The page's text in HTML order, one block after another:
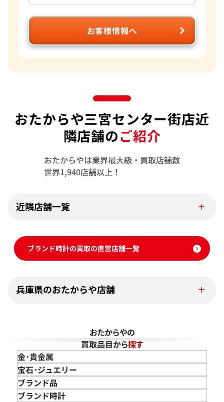
定が可能になっています。現在は円安のため海外に販売するこ
とで従来よりも高値でお買取をすることができます。お客様に
満足していただける自信がありますので是非おたからやをご
利用ください。 おたからやでは、動かなくなった時計や、部
品のみになってしまったものでも買取が可能です。実際壊れて
しまった時計であっても100万円以上で買取できることは度々
ございます。気になるものがございましたら一度ご相談くださ
お客様情報へ
おたからや三宮センター街店近
隣店舗のご紹介
おたからやは業界最大級・買取店舗数
世界1,940店舗以上！
近隣店舗一覧
ブランド時計の買取の直営店舗一覧
兵庫県のおたからや店舗
おたからやの
買取品目から探す
金･貴金属
金 買取
金のインゴット 買取
金のアクセサリー 買取
宝石･ジュエリー
宝石･ジュエリー買取
ダイヤモンド 買取
ブランド品
バッグ･小物 買取
ブランド時計